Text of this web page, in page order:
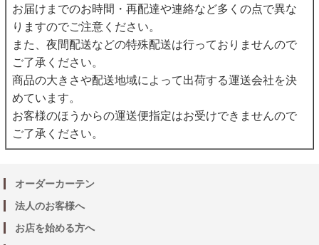
お届けまでのお時間・再配達や連絡など多くの点で異な
りますのでご注意ください。
また、夜間配送などの特殊配送は行っておりませんので
ご了承ください。
商品の大きさや配送地域によって出荷する運送会社を決
めています。
お客様のほうからの運送便指定はお受けできませんので
ご了承ください。
オーダーカーテン
法人のお客様へ
お店を始める方へ